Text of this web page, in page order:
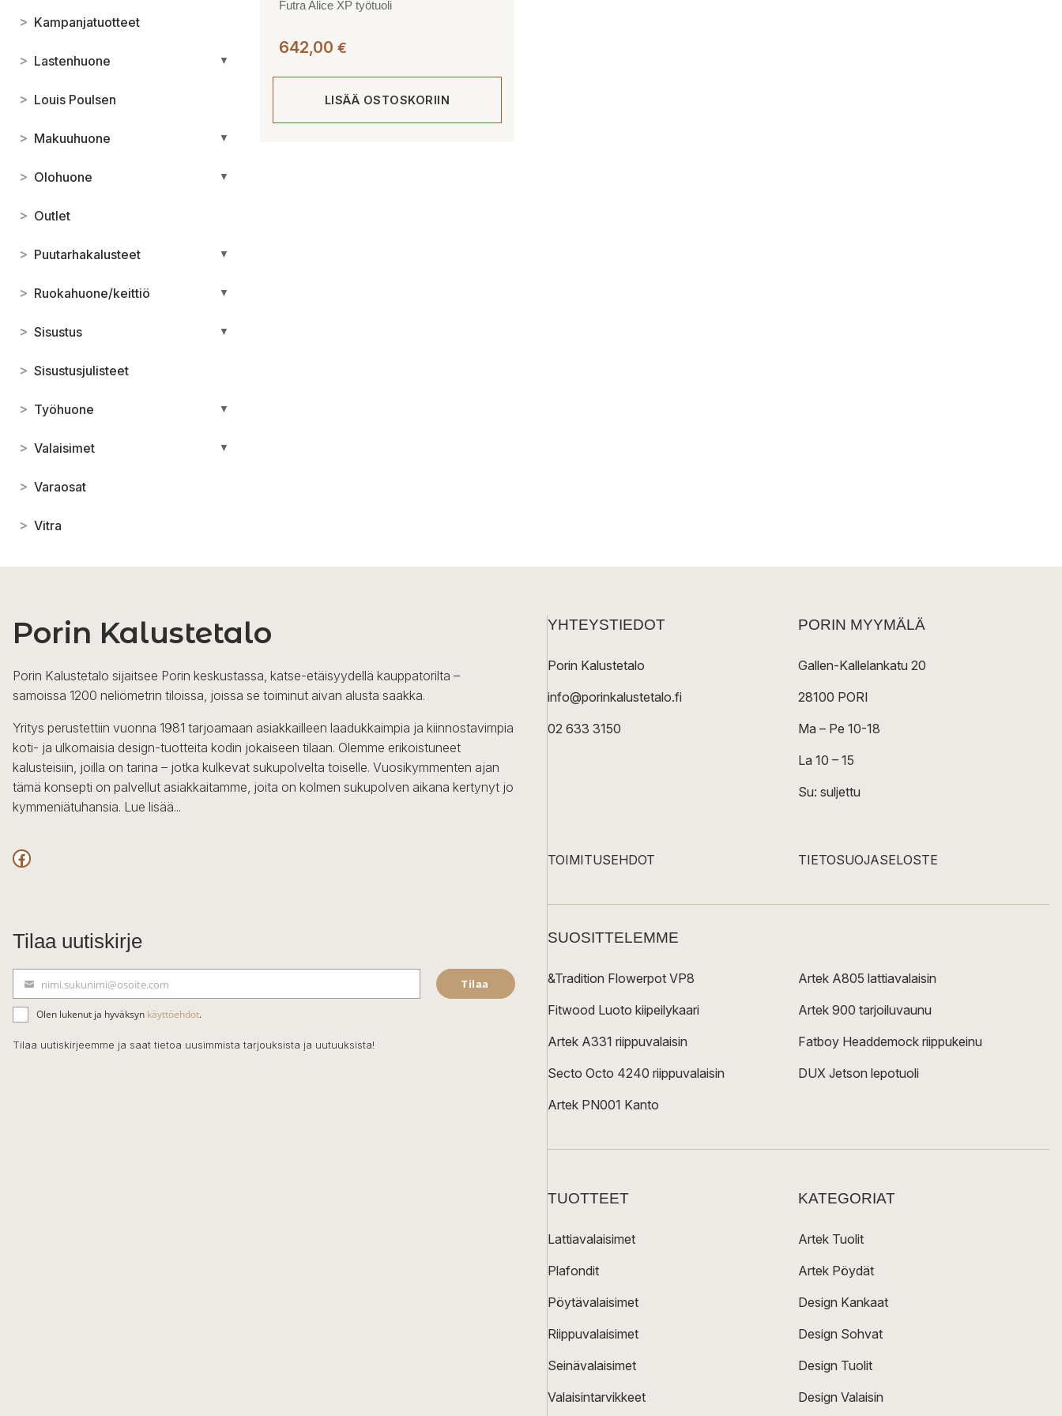
> Kampanjatuotteet
> Lastenhuone ▼
> Louis Poulsen
> Makuuhuone ▼
> Olohuone ▼
> Outlet
> Puutarhakalusteet ▼
> Ruokahuone/keittiö ▼
> Sisustus ▼
> Sisustusjulisteet
> Työhuone ▼
> Valaisimet ▼
> Varaosat
> Vitra
Futra Alice XP työtuoli
642,00 €
LISÄÄ OSTOSKORIIN
Porin Kalustetalo
Porin Kalustetalo sijaitsee Porin keskustassa, katse-etäisyydellä kauppatorilta –
samoissa 1200 neliömetrin tiloissa, joissa se toiminut aivan alusta saakka.
Yritys perustettiin vuonna 1981 tarjoamaan asiakkailleen laadukkaimpia ja kiinnostavimpia
koti- ja ulkomaisia design-tuotteita kodin jokaiseen tilaan. Olemme erikoistuneet
kalusteisiin, joilla on tarina – jotka kulkevat sukupolvelta toiselle. Vuosikymmenten ajan
tämä konsepti on palvellut asiakkaitamme, joita on kolmen sukupolven aikana kertynyt jo
kymmeniätuhansia. Lue lisää...
Facebook
Tilaa uutiskirje
ä
h
k
nimi.sukunimi@osoite.com Tilaa
Olen lukenut ja hyväksyn käyttöehdot.
Tilaa uutiskirjeemme ja saat tietoa uusimmista tarjouksista ja uutuuksista!
YHTEYSTIEDOT
Porin Kalustetalo
info@porinkalustetalo.fi
02 633 3150
PORIN MYYMÄLÄ
Gallen-Kallelankatu 20
28100 PORI
Ma – Pe 10-18
La 10 – 15
Su: suljettu
TOIMITUSEHDOT TIETOSUOJASELOSTE
SUOSITTELEMME
&Tradition Flowerpot VP8
Fitwood Luoto kiipeilykaari
Artek A331 riippuvalaisin
Secto Octo 4240 riippuvalaisin
Artek PN001 Kanto
Artek A805 lattiavalaisin
Artek 900 tarjoiluvaunu
Fatboy Headdemock riippukeinu
DUX Jetson lepotuoli
TUOTTEET
Lattiavalaisimet
Plafondit
Pöytävalaisimet
Riippuvalaisimet
Seinävalaisimet
Valaisintarvikkeet
KATEGORIAT
Artek Tuolit
Artek Pöydät
Design Kankaat
Design Sohvat
Design Tuolit
Design Valaisin